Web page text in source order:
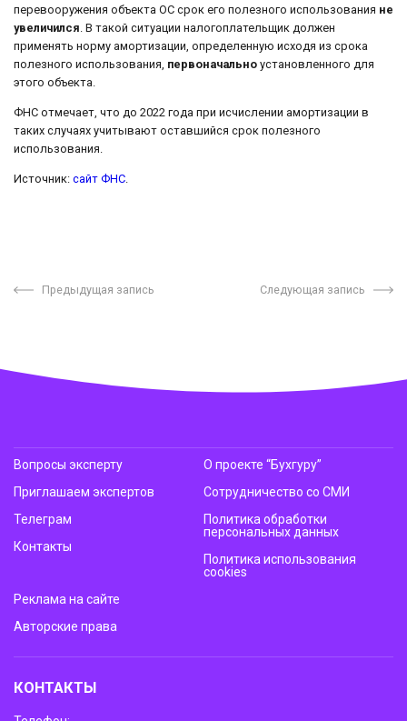
перевооружения объекта ОС срок его полезного использования не
увеличился. В такой ситуации налогоплательщик должен
применять норму амортизации, определенную исходя из срока
полезного использования, первоначально установленного для
этого объекта.
ФНС отмечает, что до 2022 года при исчислении амортизации в
таких случаях учитывают оставшийся срок полезного
использования.
Источник: сайт ФНС
Предыдущая запись Следующая запись
Вопросы эксперту
Приглашаем экспертов
Телеграм
Контакты
О проекте “Бухгуру”
Сотрудничество со СМИ
Политика обработки
персональных данных
Политика использования
cookies
Реклама на сайте
Авторские права
КОНТАКТЫ